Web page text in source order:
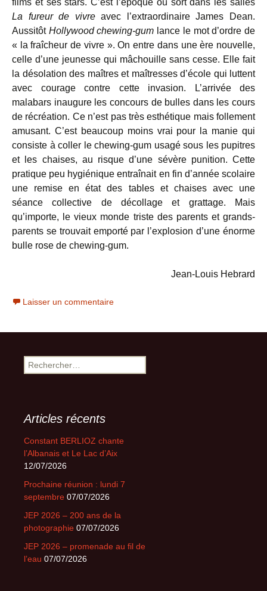
films et ses stars. C’est l’époque où sort dans les salles
La fureur de vivreavec l’extraordinaire James Dean.
Aussitôt Hollywood chewing-gum lance le mot d’ordre de
« la fraîcheur de vivre ». On entre dans une ère nouvelle,
celle d’une jeunesse qui mâchouille sans cesse. Elle fait
la désolation des maîtres et maîtresses d’école qui luttent
avec courage contre cette invasion. L’arrivée des
malabars inaugure les concours de bulles dans les cours
de récréation. Ce n’est pas très esthétique mais follement
amusant. C’est beaucoup moins vrai pour la manie qui
consiste à coller le chewing-gum usagé sous les pupitres
et les chaises, au risque d’une sévère punition. Cette
pratique peu hygiénique entraînait en fin d’année scolaire
une remise en état des tables et chaises avec une
séance collective de décollage et grattage. Mais
qu’importe, le vieux monde triste des parents et grands-
parents se trouvait emporté par l’explosion d’une énorme
bulle rose de chewing-gum.
Jean-Louis Hebrard
Laisser un commentaire
Rechercher :
Articles récents
Constant BERLIOZ chante
l’Albanais et Le Lac d’Aix
12/07/2026
Prochaine réunion : lundi 7
septembre 07/07/2026
JEP 2026 – 200 ans de la
photographie 07/07/2026
JEP 2026 – promenade au fil de
l’eau 07/07/2026